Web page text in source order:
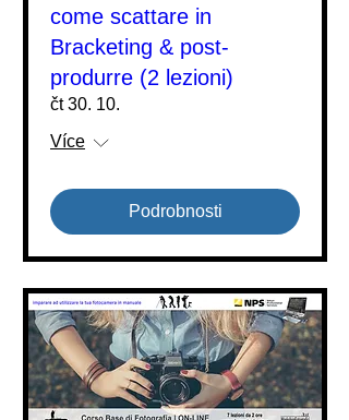
come scattare in
Bracketing & post-
produrre (2 lezioni)
čt 30. 10.
Více
Podrobnosti